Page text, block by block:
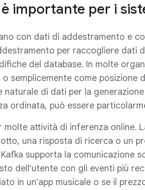
importante per i
con dati di addestramento e
per raccogliere dati
del database. In molte
semplicemente come
naturale di dati per la
ordinata, può essere
molte attività di inferenza
una risposta di ricerca o un
supporta la comunicazione
dell'utente con gli eventi più
in un'app musicale o se il